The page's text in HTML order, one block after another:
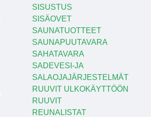
SISUSTUS
SISÄOVET
SAUNATUOTTEET
SAUNAPUUTAVARA
SAHATAVARA
SADEVESI-JA
SALAOJAJÄRJESTELMÄT
RUUVIT ULKOKÄYTTÖÖN
RUUVIT
REUNALISTAT